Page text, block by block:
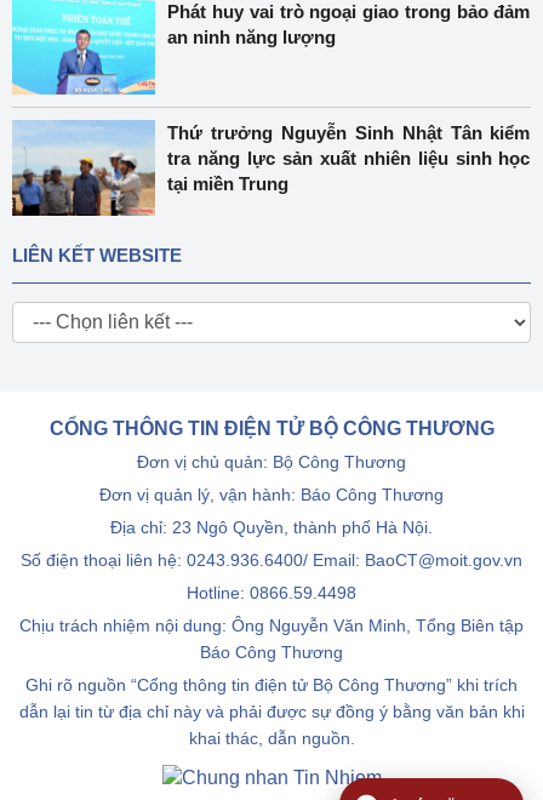
Phát huy vai trò ngoại giao trong bảo đảm
an ninh năng lượng
Thứ trưởng Nguyễn Sinh Nhật Tân kiểm
tra năng lực sản xuất nhiên liệu sinh học
tại miền Trung
LIÊN KẾT WEBSITE
CỔNG THÔNG TIN ĐIỆN TỬ BỘ CÔNG THƯƠNG
Đơn vị chủ quản: Bộ Công Thương
Đơn vị quản lý, vận hành: Báo Công Thương
Địa chỉ: 23 Ngô Quyền, thành phố Hà Nội.
Số điện thoại liên hệ: 0243.936.6400/ Email: BaoCT@moit.gov.vn
Hotline: 0866.59.4498
Chịu trách nhiệm nội dung: Ông Nguyễn Văn Minh, Tổng Biên tập
Báo Công Thương
Ghi rõ nguồn “Cổng thông tin điện tử Bộ Công Thương” khi trích
dẫn lại tin từ địa chỉ này và phải được sự đồng ý bằng văn bản khi
khai thác, dẫn nguồn.